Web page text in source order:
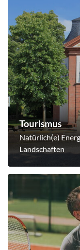
Tourismus
Natürlich(e)
Landschaften